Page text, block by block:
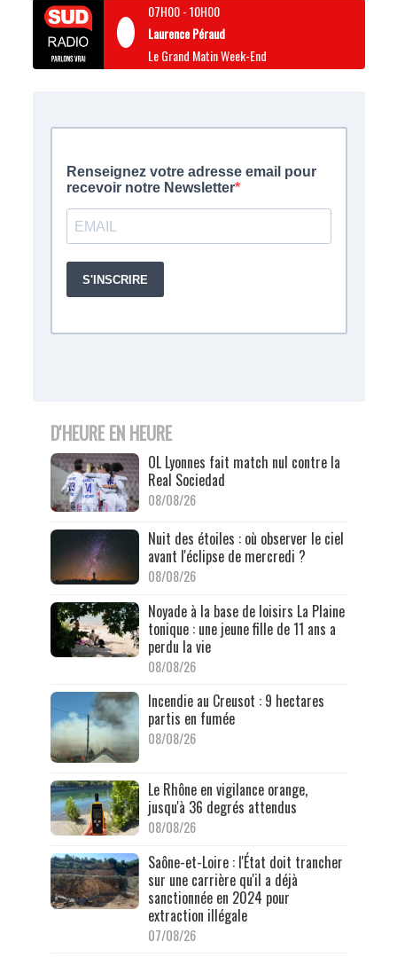
07H00-10H00
Laurence Péraud
Le Grand Matin Week-End
D'HEURE EN HEURE
OL Lyonnes fait match nul contre la
Real Sociedad
08/08/26
Nuit des étoiles : où observer le ciel
avant l'éclipse de mercredi ?
08/08/26
Noyade à la base de loisirs La Plaine
tonique : une jeune fille de 11 ans a
perdu la vie
08/08/26
Incendie au Creusot : 9 hectares
partis en fumée
08/08/26
Le Rhône en vigilance orange,
jusqu'à 36 degrés attendus
08/08/26
Saône-et-Loire : l'État doit trancher
sur une carrière qu'il a déjà
sanctionnée en 2024 pour
extraction illégale
07/08/26